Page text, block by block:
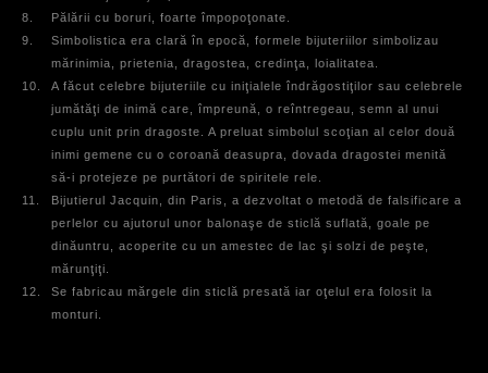
8.
Pălării cu boruri, foarte împopoţonate.
9.
Simbolistica era clară în epocă, formele bijuteriilor simbolizau
mărinimia, prietenia, dragostea, credinţa, loialitatea.
10.
A făcut celebre bijuteriile cu iniţialele îndrăgostiţilor sau celebrele
jumătăţi de inimă care, împreună, o reîntregeau, semn al unui
cuplu unit prin dragoste. A preluat simbolul scoţian al celor două
inimi gemene cu o coroană deasupra, dovada dragostei menită
să-i protejeze pe purtători de spiritele rele.
11.
Bijutierul Jacquin, din Paris, a dezvoltat o metodă de falsificare a
perlelor cu ajutorul unor balonaşe de sticlă suflată, goale pe
dinăuntru, acoperite cu un amestec de lac şi solzi de peşte,
mărunţiţi.
12.
Se fabricau mărgele din sticlă presată iar oţelul era folosit la
monturi.